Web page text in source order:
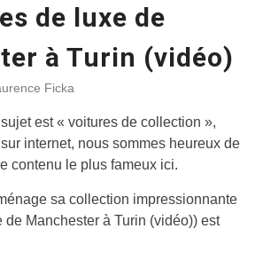
de luxe de
à Turin (vidéo)
Ficka
est « voitures de collection »,
internet, nous sommes heureux de
contenu le plus fameux ici.
sa collection impressionnante
de Manchester à Turin (vidéo)) est